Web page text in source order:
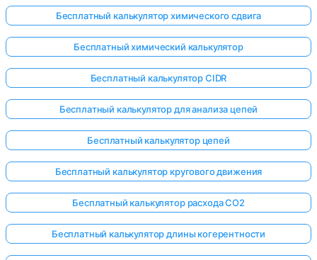
Бесплатный калькулятор химического сдвига
Бесплатный химический калькулятор
Бесплатный калькулятор CIDR
Бесплатный калькулятор для анализа цепей
Бесплатный калькулятор цепей
Бесплатный калькулятор кругового движения
Бесплатный калькулятор расхода CO2
Бесплатный калькулятор длины когерентности